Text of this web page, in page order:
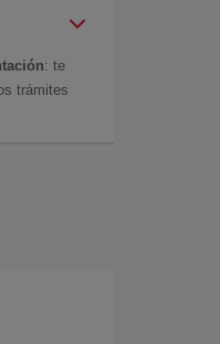
: te
trámites